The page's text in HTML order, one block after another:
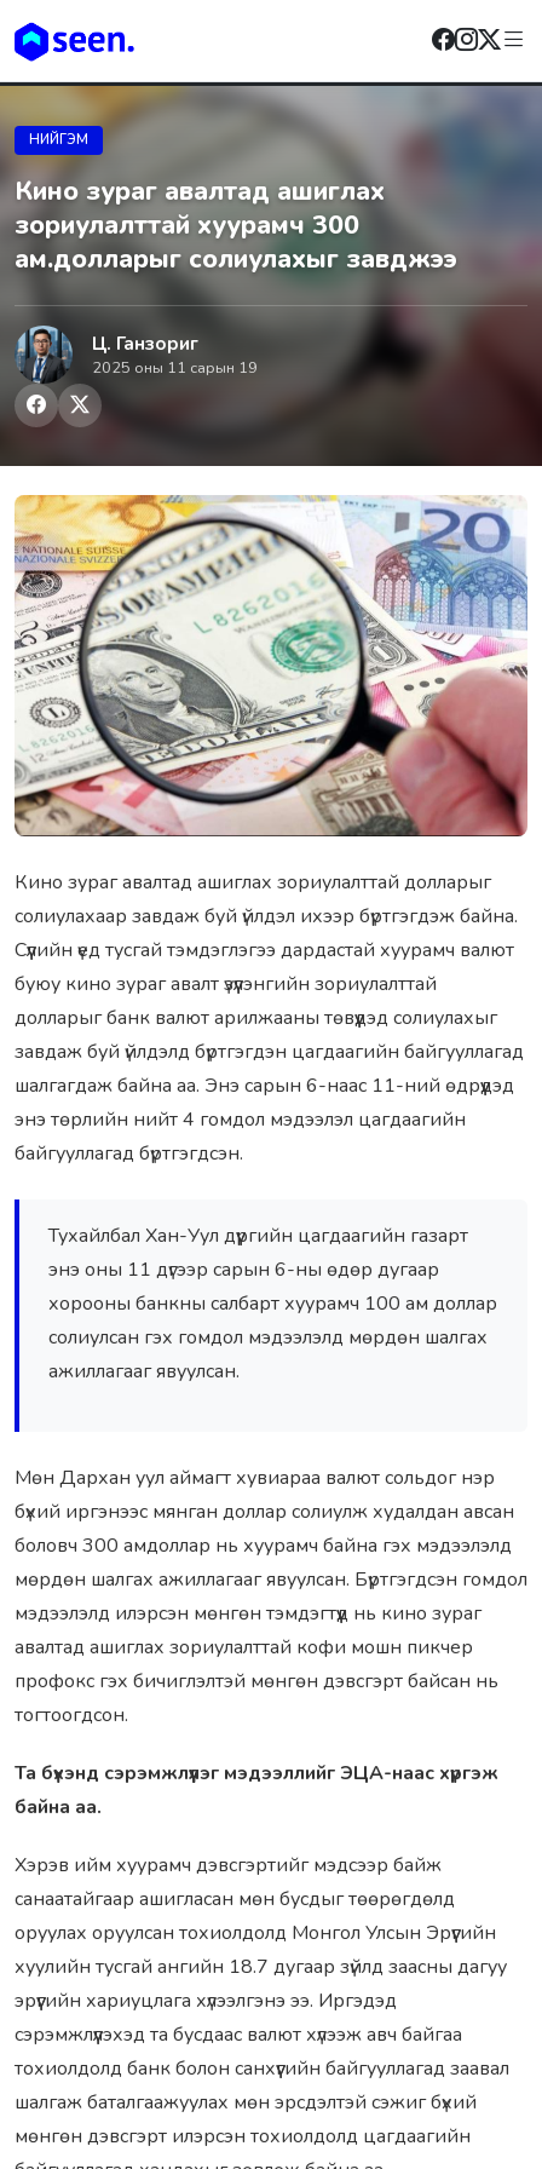
НИЙГЭМ
Кино зураг авалтад ашиглах
зориулалттай хуурамч 300
ам.долларыг солиулахыг завджээ
Ц. Ганзориг
2025 оны 11 сарын 19
Кино зураг авалтад ашиглах зориулалттай долларыг
солиулахаар завдаж буй үйлдэл ихээр бүртгэгдэж байна.
Сүүлийн үед тусгай тэмдэглэгээ дардастай хуурамч валют
буюу кино зураг авалт үзүүлэнгийн зориулалттай
долларыг банк валют арилжааны төвүүдэд солиулахыг
завдаж буй үйлдэлд бүртгэгдэн цагдаагийн байгууллагад
шалгагдаж байна аа. Энэ сарын 6-наас 11-ний өдрүүдэд
энэ төрлийн нийт 4 гомдол мэдээлэл цагдаагийн
байгууллагад бүртгэгдсэн.
Тухайлбал Хан-Уул дүүргийн цагдаагийн газарт
энэ оны 11 дүгээр сарын 6-ны өдөр дугаар
хорооны банкны салбарт хуурамч 100 ам доллар
солиулсан гэх гомдол мэдээлэлд мөрдөн шалгах
ажиллагааг явуулсан.
Мөн Дархан уул аймагт хувиараа валют сольдог нэр
бүхий иргэнээс мянган доллар солиулж худалдан авсан
боловч 300 амдоллар нь хуурамч байна гэх мэдээлэлд
мөрдөн шалгах ажиллагааг явуулсан. Бүртгэгдсэн гомдол
мэдээлэлд илэрсэн мөнгөн тэмдэгтүүд нь кино зураг
авалтад ашиглах зориулалттай кофи мошн пикчер
профокс гэх бичиглэлтэй мөнгөн дэвсгэрт байсан нь
тогтоогдсон.
Та бүхэнд сэрэмжлүүлэг мэдээллийг ЭЦА-наас хүргэж
байна аа.
Хэрэв ийм хуурамч дэвсгэртийг мэдсээр байж
санаатайгаар ашигласан мөн бусдыг төөрөгдөлд
оруулах оруулсан тохиолдолд Монгол Улсын Эрүүгийн
хуулийн тусгай ангийн 18.7 дугаар зүйлд заасны дагуу
эрүүгийн хариуцлага хүлээлгэнэ ээ. Иргэдэд
сэрэмжлүүлэхэд та бусдаас валют хүлээж авч байгаа
тохиолдолд банк болон санхүүгийн байгууллагад заавал
шалгаж баталгаажуулах мөн эрсдэлтэй сэжиг бүхий
мөнгөн дэвсгэрт илэрсэн тохиолдолд цагдаагийн